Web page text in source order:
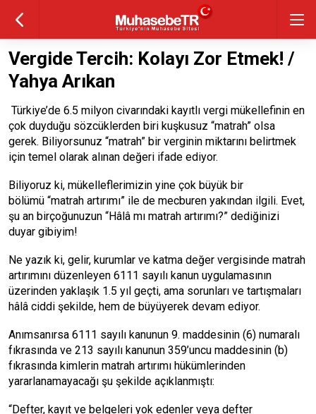
Vergide Tercih: Kolayı Zor Etmek! /
Yahya Arıkan
Türkiye’de 6.5 milyon civarındaki kayıtlı vergi mükellefinin en
çok duyduğu sözcüklerden biri kuşkusuz “matrah” olsa
gerek. Biliyorsunuz “matrah” bir verginin miktarını belirtmek
için temel olarak alınan değeri ifade ediyor.
Biliyoruz ki, mükelleflerimizin yine çok büyük bir
bölümü “matrah artırımı” ile de mecburen yakından ilgili. Evet,
şu an birçoğunuzun “Hâlâ mı matrah artırımı?” dediğinizi
duyar gibiyim!
Ne yazık ki, gelir, kurumlar ve katma değer vergisinde matrah
artırımını düzenleyen 6111 sayılı kanun uygulamasının
üzerinden yaklaşık 1.5 yıl geçti, ama sorunları ve tartışmaları
hâlâ ciddi şekilde, hem de büyüyerek devam ediyor.
Anımsanırsa 6111 sayılı kanunun 9. maddesinin (6) numaralı
fıkrasında ve 213 sayılı kanunun 359’uncu maddesinin (b)
fıkrasında kimlerin matrah artırımı hükümlerinden
yararlanamayacağı şu şekilde açıklanmıştı:
“Defter, kayıt ve belgeleri yok edenler veya defter